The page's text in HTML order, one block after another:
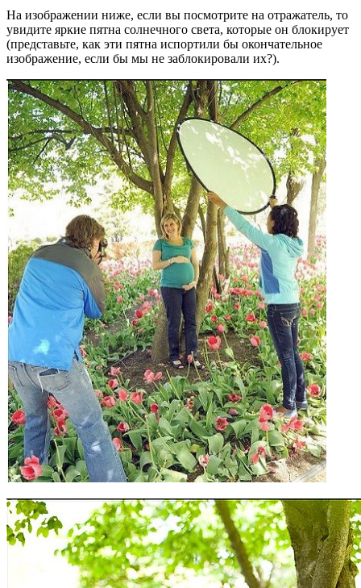
На изображении ниже, если вы посмотрите на отражатель, то
увидите яркие пятна солнечного света, которые он блокирует
(представьте, как эти пятна испортили бы окончательное
изображение, если бы мы не заблокировали их?).